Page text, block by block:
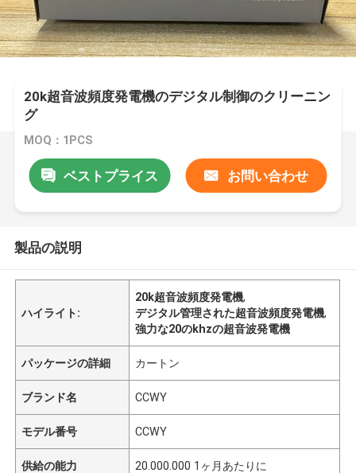
20k超音波頻度発電機のデジタル制御のクリーニン
グ
MOQ：1PCS
ベストプライス お問い合わせ
製品の説明
ハイライト:
20k超音波頻度発電機,
デジタル管理された超音波頻度発電機,
強力な20のkhzの超音波発電機
パッケージの詳細 カートン
ブランド名 CCWY
モデル番号 CCWY
供給の能力 20.000.000 1ヶ月あたりに